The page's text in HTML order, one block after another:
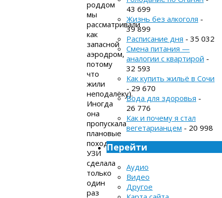
роддом
мы
рассматривали
как
запасной
аэродром,
потому
что
жили
неподалёку).
Иногда
она
пропускала
плановые
походы,
УЗИ
сделала
только
один
раз
43 699
Жизнь без алкоголя -
39 899
Расписание дня - 35 032
Смена питания —
аналогии с квартирой -
32 593
Как купить жильё в Сочи
- 29 670
Вода для здоровья -
26 776
Как и почему я стал
вегетарианцем - 20 998
Перейти
Аудио
Видео
Другое